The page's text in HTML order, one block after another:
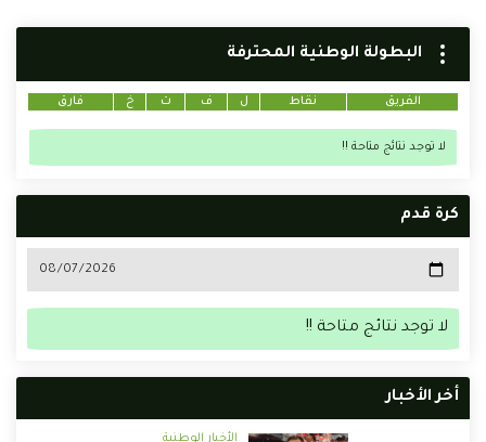
البطولة الوطنية المحترفة
الفريق نقاط ل ف ت خ فارق
لا توجد نتائج متاحة !!
كرة قدم
لا توجد نتائج متاحة !!
أخر الأخبار
الأخبار الوطنية